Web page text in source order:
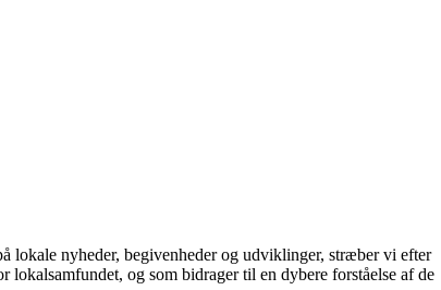
lokale nyheder, begivenheder og udviklinger, stræber vi efter
og som bidrager til en dybere forståelse af de